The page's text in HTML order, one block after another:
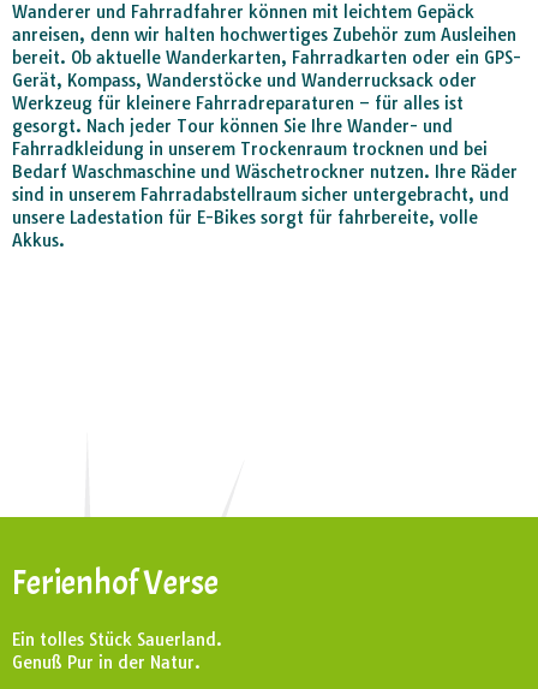
Wanderer und Fahrradfahrer können mit leichtem Gepäck
anreisen, denn wir halten hochwertiges Zubehör zum Ausleihen
bereit. Ob aktuelle Wanderkarten, Fahrradkarten oder ein GPS-
Gerät, Kompass, Wanderstöcke und Wanderrucksack oder
Werkzeug für kleinere Fahrradreparaturen – für alles ist
gesorgt. Nach jeder Tour können Sie Ihre Wander- und
Fahrradkleidung in unserem Trockenraum trocknen und bei
Bedarf Waschmaschine und Wäschetrockner nutzen. Ihre Räder
sind in unserem Fahrradabstellraum sicher untergebracht, und
unsere Ladestation für E-Bikes sorgt für fahrbereite, volle
Akkus.
Ferienhof Verse
Ein tolles Stück Sauerland.
Genuß Pur in der Natur.